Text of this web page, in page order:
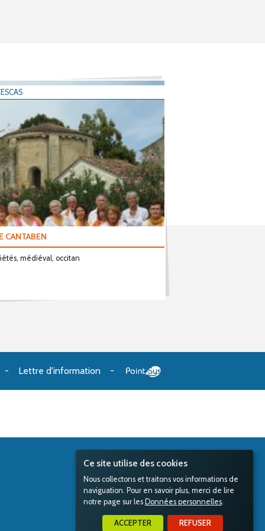
Ce site utilise des cookies
Nous collectons et traitons vos informations de
naviguation. Pour en savoir plus, merci de lire
notre page sur les Données personnelles.
ACCEPTER REFUSER
CANTABEN
médiéval, occitan
Lettre d'information